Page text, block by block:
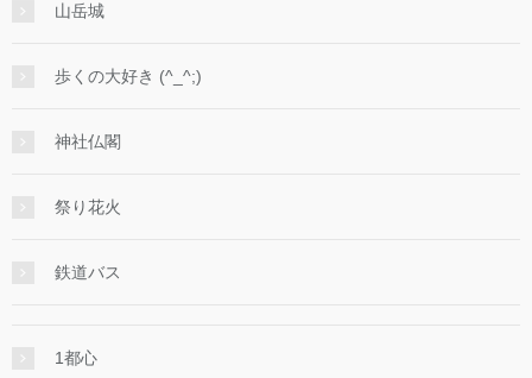
山岳城
歩くの大好き (^_^;)
神社仏閣
祭り花火
鉄道バス
1都心